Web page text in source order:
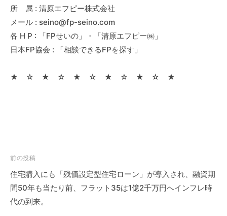
所 属 : 清原エフピー株式会社
メール : seino@fp-seino.com
各 H P : 「FPせいの」・「清原エフピー㈱」
日本FP協会 : 「相談できるFPを探す」
★ ☆ ★ ☆ ★ ☆ ★ ☆ ★ ☆ ★
投
稿
ナ
ビ
前の投稿
住宅購入にも「残価設定型住宅ローン」が導入され、融資期
間50年も当たり前、フラット35は1億2千万円へインフレ時
代の到来。